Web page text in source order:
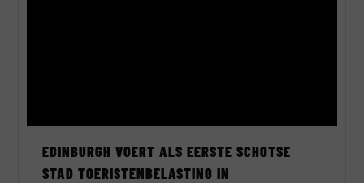
EDINBURGH VOERT ALS EERSTE SCHOTSE
STAD TOERISTENBELASTING IN